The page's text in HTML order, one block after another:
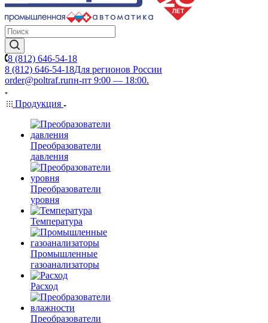
8 (812) 646-54-18
8 (812) 646-54-18Для регионов России
order@poltraf.ruпн-пт 9:00 — 18:00.
Продукция
Преобразователи
давления
Преобразователи
уровня
Температура
Промышленные
газоанализаторы
Расход
Преобразователи